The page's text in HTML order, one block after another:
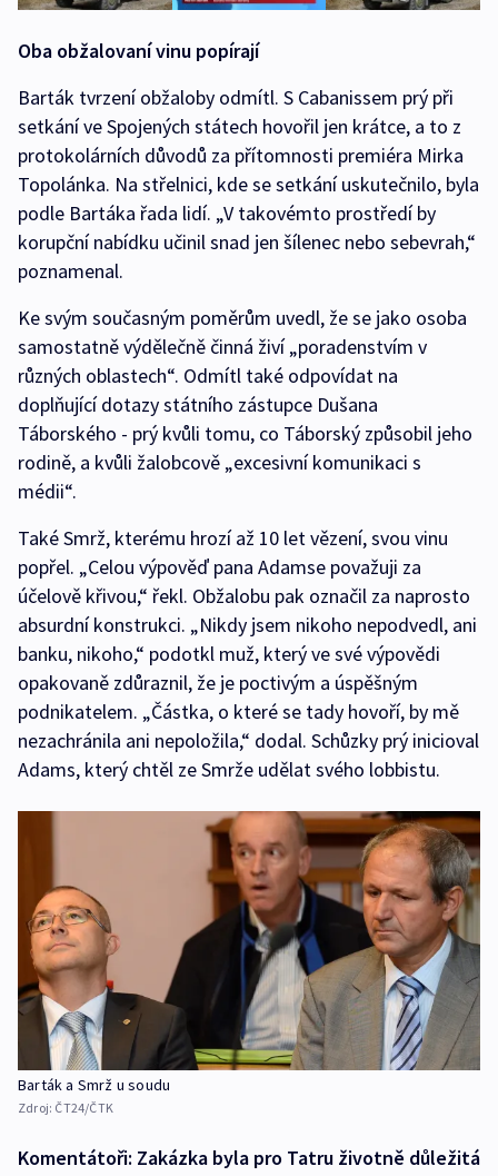
Oba obžalovaní vinu popírají
Barták tvrzení obžaloby odmítl. S Cabanissem prý při
setkání ve Spojených státech hovořil jen krátce, a to z
protokolárních důvodů za přítomnosti premiéra Mirka
Topolánka. Na střelnici, kde se setkání uskutečnilo, byla
podle Bartáka řada lidí. „V takovémto prostředí by
korupční nabídku učinil snad jen šílenec nebo sebevrah,“
poznamenal.
Ke svým současným poměrům uvedl, že se jako osoba
samostatně výdělečně činná živí „poradenstvím v
různých oblastech“. Odmítl také odpovídat na
doplňující dotazy státního zástupce Dušana
Táborského - prý kvůli tomu, co Táborský způsobil jeho
rodině, a kvůli žalobcově „excesivní komunikaci s
médii“.
Také Smrž, kterému hrozí až 10 let vězení, svou vinu
popřel. „Celou výpověď pana Adamse považuji za
účelově křivou,“ řekl. Obžalobu pak označil za naprosto
absurdní konstrukci. „Nikdy jsem nikoho nepodvedl, ani
banku, nikoho,“ podotkl muž, který ve své výpovědi
opakovaně zdůraznil, že je poctivým a úspěšným
podnikatelem. „Částka, o které se tady hovoří, by mě
nezachránila ani nepoložila,“ dodal. Schůzky prý inicioval
Adams, který chtěl ze Smrže udělat svého lobbistu.
Barták a Smrž u soudu
Zdroj: ČT24/ČTK
Komentátoři: Zakázka byla pro Tatru životně důležitá